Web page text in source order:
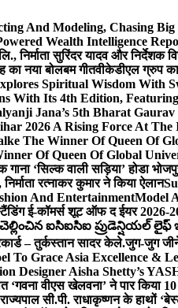
And Modeling, Chasing Big
Wealth Intelligence
निर्माता सुरिंदर यादव और निर्देशक
का नया बोलबम गीतवीकेडीएल ग्रुप
Spiritual Wisdom With
With Its 4th Edition,
Jana’s 5th Bharat
2026 A Rising Force At
The Winner Of Queen Of
Of Queen Of Global
गाना ‘सिल्क वाली सड़िया’ होडा
रत्नाकर कुमार ने किया ऐलान
And EntertainmentModel
ई-कॉमर्स शूट ऑफ द ईयर 2026-
ఐసిఐసిఐ ప్రుడెన్షియల్ లైఫ్
– तुर्कस्तान सादर केले.जुग-जुग
To Grace Asia Excellence &
Designer Aisha Shetty’s
‘गवना वीएस खेलवना’ ने पार किया
सी.पी. राधाकृष्णन के हाथों